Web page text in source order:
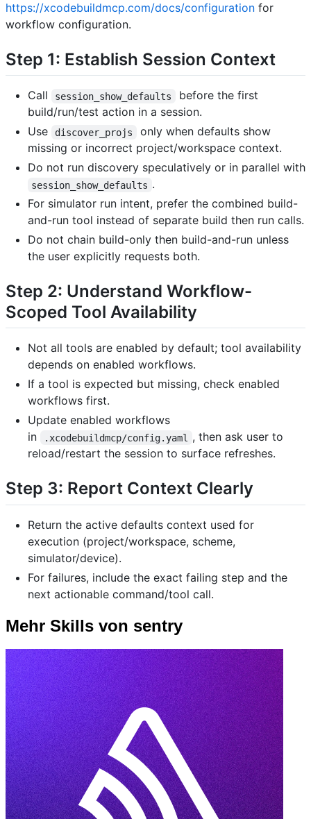
https://xcodebuildmcp.com/docs/configuration for
workflow configuration.
Step 1: Establish Session Context
Call session_show_defaults
before the first
build/run/test action in a session.
Use
discover_projs
only when defaults show
missing or incorrect project/workspace context.
Do not run discovery speculatively or in parallel with
session_show_defaults .
For simulator run intent, prefer the combined build-
and-run tool instead of separate build then run calls.
Do not chain build-only then build-and-run unless
the user explicitly requests both.
Step 2: Understand Workflow-
Scoped Tool Availability
Not all tools are enabled by default; tool availability
depends on enabled workflows.
If a tool is expected but missing, check enabled
workflows first.
Update enabled workflows
in
.xcodebuildmcp/config.yaml
, then ask user to
reload/restart the session to surface refreshes.
Step 3: Report Context Clearly
Return the active defaults context used for
execution (project/workspace, scheme,
simulator/device).
For failures, include the exact failing step and the
next actionable command/tool call.
Mehr Skills von sentry